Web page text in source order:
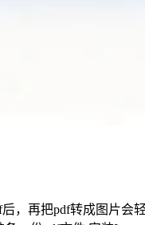
，再把pdf转成图片